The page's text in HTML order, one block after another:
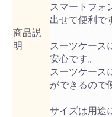
商品説
明
スマートフォ
出せて便利で
スーツケース
安心です。
スーツケース
ができるので
サイズは用途